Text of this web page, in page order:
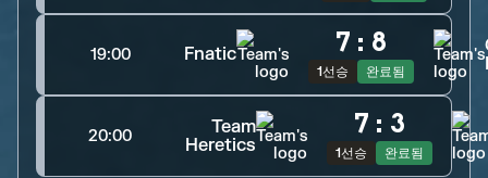
19:00 Fnatic 7 : 8
1선승 완료됨
20:00
Team
Heretics
7 : 3
1선승 완료됨